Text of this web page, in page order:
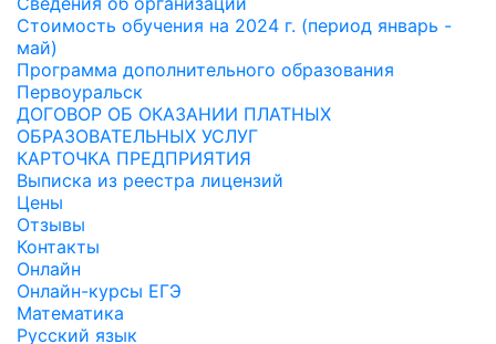
Стоимость обучения на 2024 г. (период январь -
май)
Программа дополнительного образования
Первоуральск
ДОГОВОР ОБ ОКАЗАНИИ ПЛАТНЫХ
ОБРАЗОВАТЕЛЬНЫХ УСЛУГ
КАРТОЧКА ПРЕДПРИЯТИЯ
Выписка из реестра лицензий
Цены
Отзывы
Контакты
Онлайн
Онлайн-курсы ЕГЭ
Математика
Русский язык